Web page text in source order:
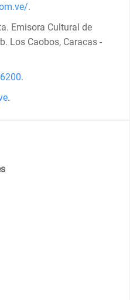
.
Emisora Cultural de
Los Caobos, Caracas -
.
.